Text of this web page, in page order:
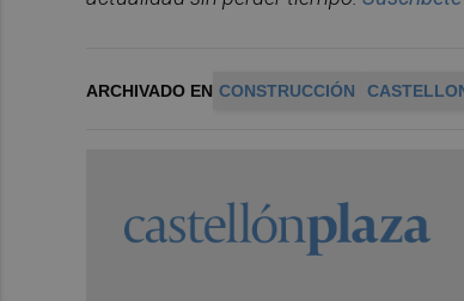
ARCHIVADO EN CONSTRUCCIÓN